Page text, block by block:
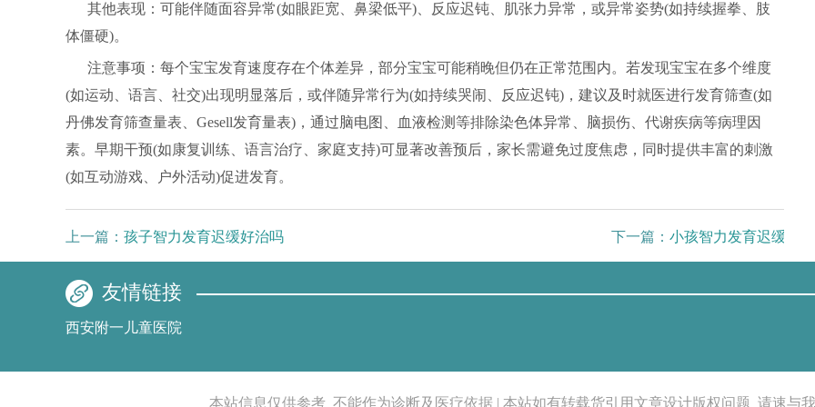
其他表现：可能伴随面容异常(如眼距宽、鼻梁低平)、反应迟钝、肌张力异常，或异常姿势(如持续握拳、肢
体僵硬)。
注意事项：每个宝宝发育速度存在个体差异，部分宝宝可能稍晚但仍在正常范围内。若发现宝宝在多个维度
(如运动、语言、社交)出现明显落后，或伴随异常行为(如持续哭闹、反应迟钝)，建议及时就医进行发育筛查(如
丹佛发育筛查量表、Gesell发育量表)，通过脑电图、血液检测等排除染色体异常、脑损伤、代谢疾病等病理因
素。早期干预(如康复训练、语言治疗、家庭支持)可显著改善预后，家长需避免过度焦虑，同时提供丰富的刺激
(如互动游戏、户外活动)促进发育。
上一篇： 孩子智力发育迟缓好治吗 下一篇： 小孩智力发育迟缓怎么
友情链接
西安附一儿童医院
本站信息仅供参考_不能作为诊断及医疗依据 | 本站如有转载货引用文章设计版权问题_请速与